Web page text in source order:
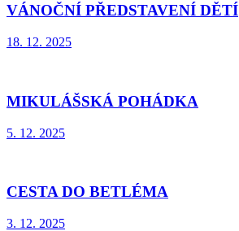
VÁNOČNÍ PŘEDSTAVENÍ DĚTÍ
18. 12. 2025
MIKULÁŠSKÁ POHÁDKA
5. 12. 2025
CESTA DO BETLÉMA
3. 12. 2025